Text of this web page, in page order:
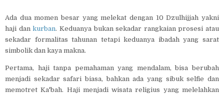
Ada dua momen besar yang melekat dengan 10 Dzulhijjah yakni
haji dankurban. Keduanya bukan sekadar rangkaian prosesi atau
sekadar formalitas tahunan tetapi keduanya ibadah yang sarat
simbolik dan kaya makna.
Pertama, haji tanpa pemahaman yang mendalam, bisa berubah
menjadi sekadar safari biasa, bahkan ada yang sibuk selfie dan
memotret Ka'bah. Haji menjadi wisata religius yang melelahkan